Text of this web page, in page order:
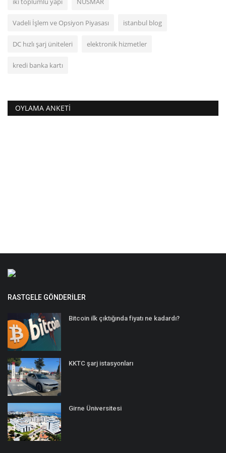
Vadeli İşlem ve Opsiyon Piyasası istanbul blog
DC hızlı şarj üniteleri elektronik hizmetler
kredi banka kartı
OYLAMA ANKETI
RASTGELE GÖNDERILER
Bitcoin ilk çıktığında fiyatı ne kadardı?
KKTC şarj istasyonları
Girne Üniversitesi